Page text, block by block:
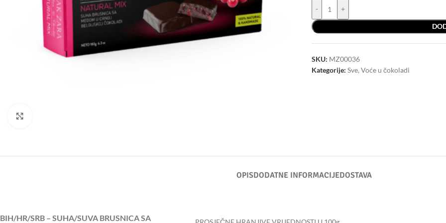
- +
SKU: MZ00036
Kategorije: Sve, Voće u čokoladi
OPISDODATNE INFORMACIJEDOSTAVA
BIH/HR/SRB – SUHA/SUVA BRUSNICA SA